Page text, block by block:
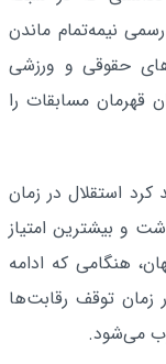
نیمه‌تمام ماندن
حقوقی و ورزشی
قهرمان مسابقات را
استقلال در زمان
و بیشترین امتیاز
هنگامی که ادامه
توقف رقابت‌ها
می‌شود.